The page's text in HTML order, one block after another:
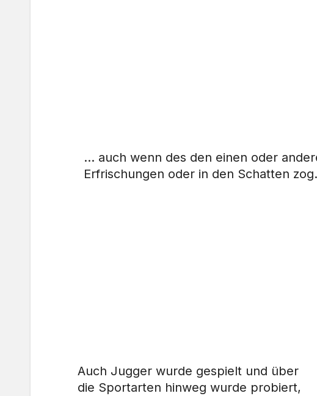
… auch wenn des den einen oder
Erfrischungen oder in den Schatten zog.
Auch Jugger wurde gespielt und über
die Sportarten hinweg wurde probiert,